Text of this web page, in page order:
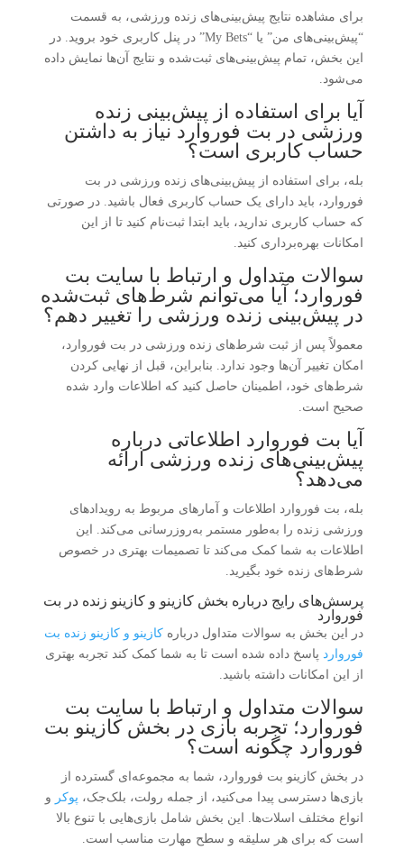
برای مشاهده نتایج پیش‌بینی‌های زنده ورزشی، به قسمت
“پیش‌بینی‌های من” یا “My Bets” در پنل کاربری خود بروید. در
این بخش، تمام پیش‌بینی‌های ثبت‌شده و نتایج آن‌ها نمایش داده
می‌شود.
آیا برای استفاده از پیش‌بینی زنده
ورزشی در بت فوروارد نیاز به داشتن
حساب کاربری است؟
بله، برای استفاده از پیش‌بینی‌های زنده ورزشی در بت
فوروارد، باید دارای یک حساب کاربری فعال باشید. در صورتی
که حساب کاربری ندارید، باید ابتدا ثبت‌نام کنید تا از این
امکانات بهره‌برداری کنید.
سوالات متداول و ارتباط با سایت بت
فوروارد؛ آیا می‌توانم شرط‌های ثبت‌شده
در پیش‌بینی زنده ورزشی را تغییر دهم؟
معمولاً پس از ثبت شرط‌های زنده ورزشی در بت فوروارد،
امکان تغییر آن‌ها وجود ندارد. بنابراین، قبل از نهایی کردن
شرط‌های خود، اطمینان حاصل کنید که اطلاعات وارد شده
صحیح است.
آیا بت فوروارد اطلاعاتی درباره
پیش‌بینی‌های زنده ورزشی ارائه
می‌دهد؟
بله، بت فوروارد اطلاعات و آمارهای مربوط به رویدادهای
ورزشی زنده را به‌طور مستمر به‌روزرسانی می‌کند. این
اطلاعات به شما کمک می‌کند تا تصمیمات بهتری در خصوص
شرط‌های زنده خود بگیرید.
پرسش‌های رایج درباره بخش کازینو و کازینو زنده در بت
فوروارد
در این بخش به سوالات متداول درباره کازینو و کازینو زنده بت
فورواردپاسخ داده شده است تا به شما کمک کند تجربه بهتری
از این امکانات داشته باشید.
سوالات متداول و ارتباط با سایت بت
فوروارد؛ تجربه بازی در بخش کازینو بت
فوروارد چگونه است؟
در بخش کازینو بت فوروارد، شما به مجموعه‌ای گسترده از
بازی‌ها دسترسی پیدا می‌کنید، از جمله رولت، بلک‌جک، پوکر و
انواع مختلف اسلات‌ها. این بخش شامل بازی‌هایی با تنوع بالا
است که برای هر سلیقه و سطح مهارت مناسب است.